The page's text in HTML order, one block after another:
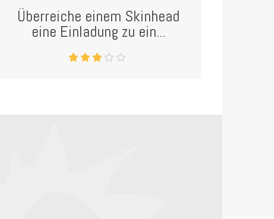
Überreiche einem Skinhead
eine Einladung zu ein...